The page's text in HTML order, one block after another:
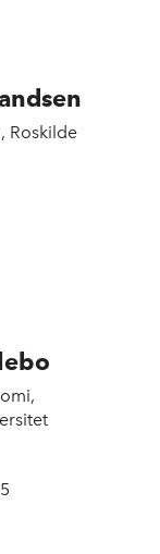
Roskilde